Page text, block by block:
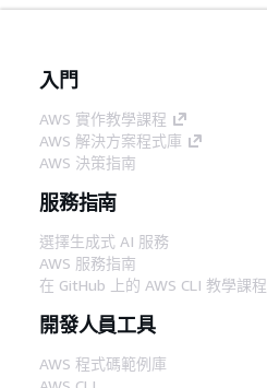
入門
AWS 實作教學課程
AWS 解決方案程式庫
AWS 決策指南
服務指南
選擇生成式 AI 服務
AWS 服務指南
在 GitHub 上的 AWS CLI 教學課程
開發人員工具
AWS 程式碼範例庫